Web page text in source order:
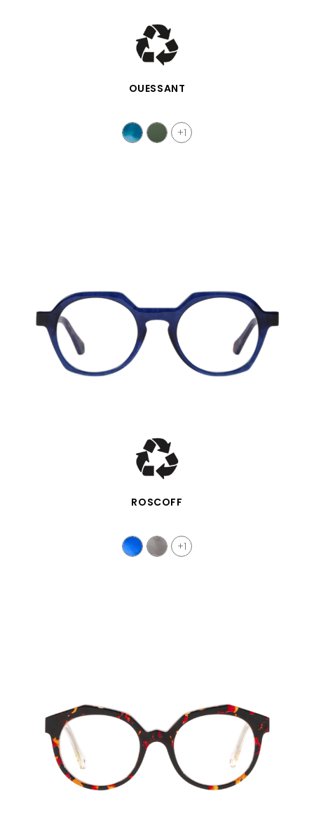
SCHNELLANSICHT
OUESSANT
+1
SCHNELLANSICHT
ROSCOFF
+1